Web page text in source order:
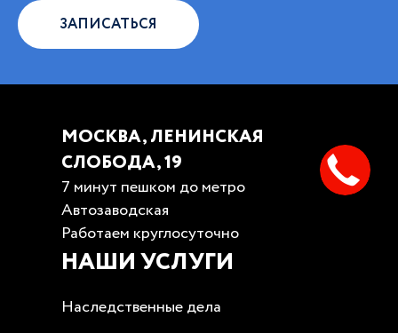
ЗАПИСАТЬСЯ
МОСКВА, ЛЕНИНСКАЯ
СЛОБОДА, 19
7 минут пешком до метро
Автозаводская
Работаем круглосуточно
НАШИ УСЛУГИ
Наследственные дела